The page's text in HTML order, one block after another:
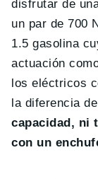
disfrutar de
un par de 700
1.5 gasolina
actuación
los eléctricos
la diferencia de
capacidad, ni
con un